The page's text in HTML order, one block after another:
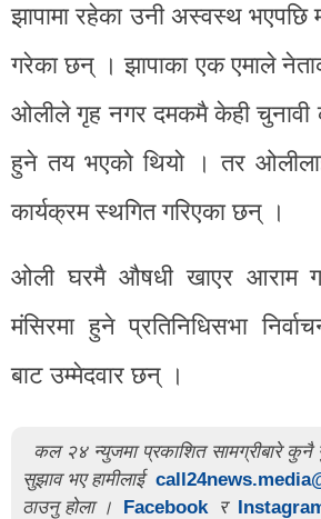
झापामा रहेका उनी अस्वस्थ भएपछि
गरेका छन् । झापाका एक एमाले
ओलीले गृह नगर दमकमै केही चुनावी
हुने तय भएको थियो । तर
कार्यक्रम स्थगित गरिएका छन् ।
ओली घरमै औषधी खाएर आराम
मंसिरमा हुने प्रतिनिधिसभा
बाट उम्मेदवार छन् ।
कल २४ न्युजमा प्रकाशित सामग्रीबारे कुनै
सुझाव भए हामीलाई
ठाउनु होला ।
Facebook र